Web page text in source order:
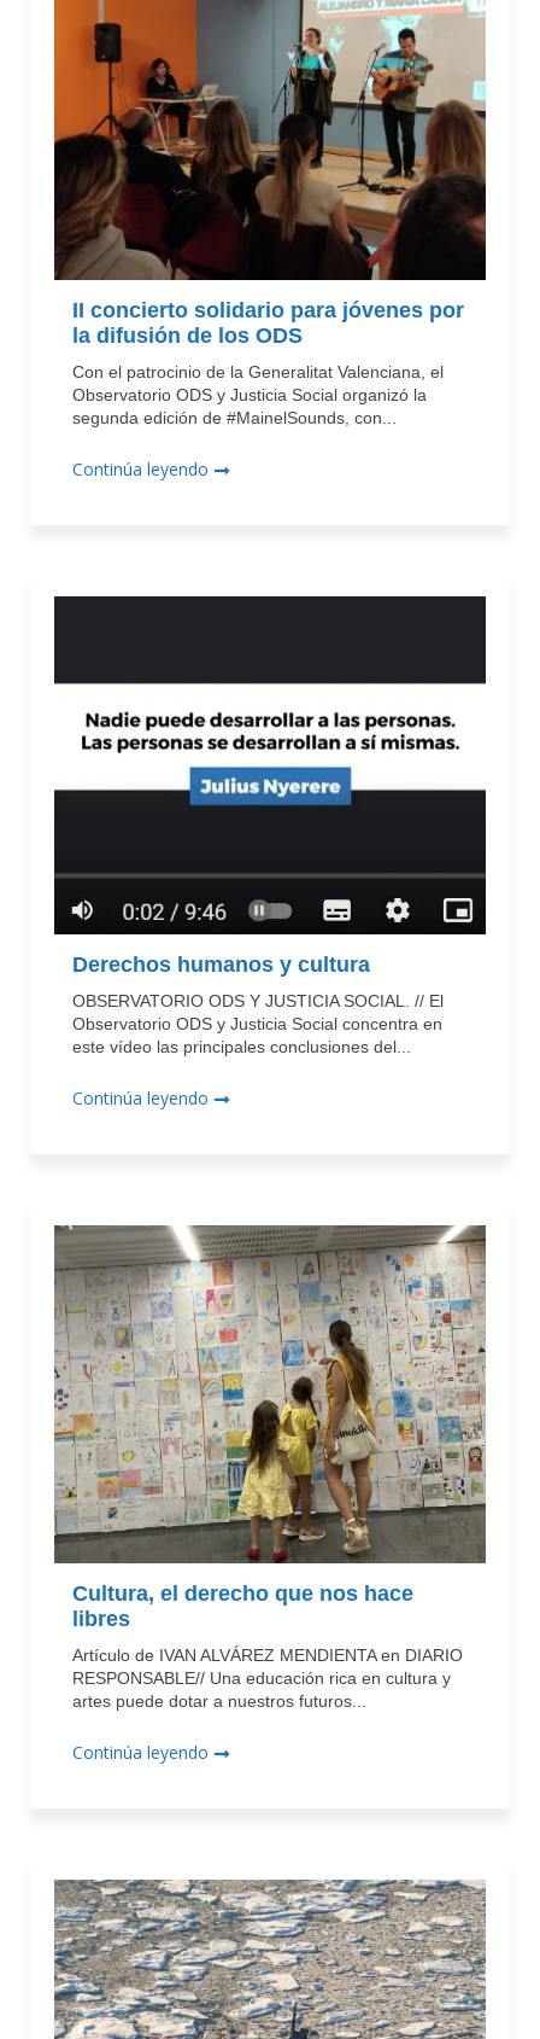
II concierto solidario para jóvenes por
la difusión de los ODS
Con el patrocinio de la Generalitat Valenciana, el
Observatorio ODS y Justicia Social organizó la
segunda edición de #MainelSounds, con...
Continúa leyendo
Derechos humanos y cultura
OBSERVATORIO ODS Y JUSTICIA SOCIAL. // El
Observatorio ODS y Justicia Social concentra en
este vídeo las principales conclusiones del...
Continúa leyendo
Cultura, el derecho que nos hace
libres
Artículo de IVAN ALVÁREZ MENDIENTA en DIARIO
RESPONSABLE// Una educación rica en cultura y
artes puede dotar a nuestros futuros...
Continúa leyendo